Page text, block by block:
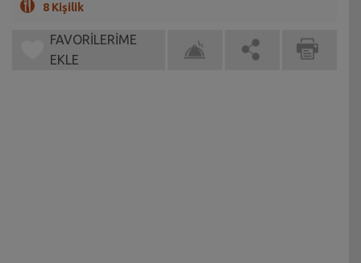
8 Kişilik
FAVORİLERİME
EKLE